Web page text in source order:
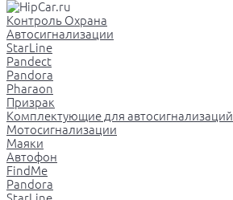
Контроль Охрана
Автосигнализации
StarLine
Pandect
Pandora
Pharaon
Призрак
Комплектующие для автосигнализаций
Мотосигнализации
Маяки
Автофон
FindMe
Pandora